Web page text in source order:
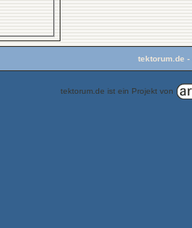
tektorum.de -
tektorum.de ist ein Projekt von